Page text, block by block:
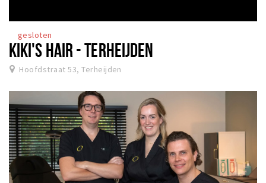
gesloten
KIKI'S HAIR - TERHEIJDEN
Hoofdstraat 53, Terheijden